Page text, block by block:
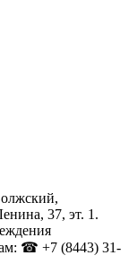
37, эт. 1.
☎ +7 (8443) 31-